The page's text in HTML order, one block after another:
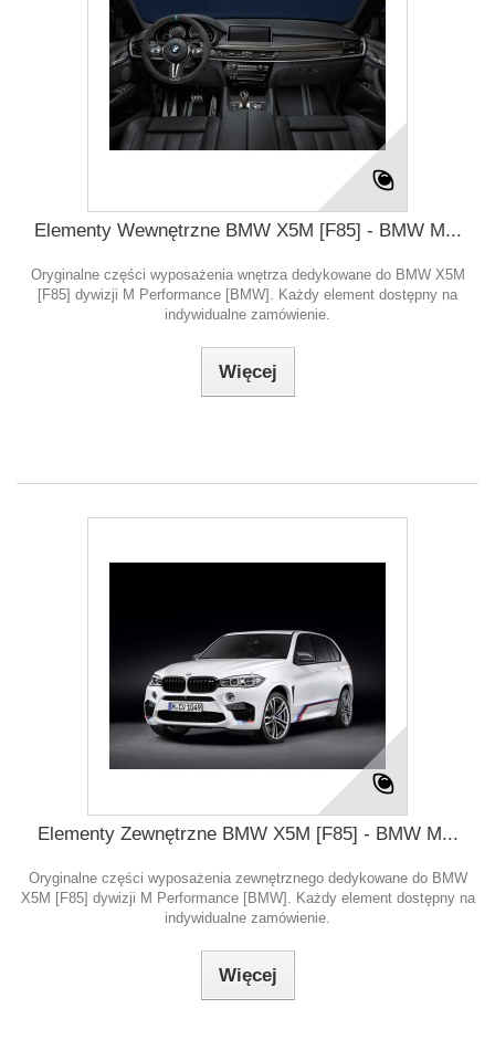
Elementy Wewnętrzne BMW X5M [F85] - BMW M...
Oryginalne części wyposażenia wnętrza dedykowane do BMW X5M
[F85] dywizji M Performance [BMW]. Każdy element dostępny na
indywidualne zamówienie.
Więcej
Elementy Zewnętrzne BMW X5M [F85] - BMW M...
Oryginalne części wyposażenia zewnętrznego dedykowane do BMW
X5M [F85] dywizji M Performance [BMW]. Każdy element dostępny na
indywidualne zamówienie.
Więcej